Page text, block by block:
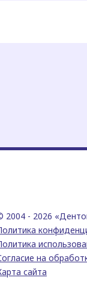
2004 - 2026
на
сайта